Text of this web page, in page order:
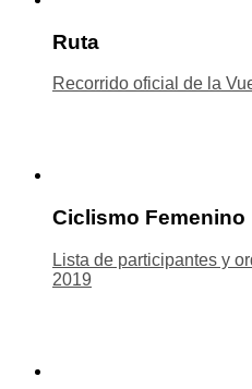
Ruta
Recorrido oficial de la
Ciclismo Femenino
Lista de participantes y
2019